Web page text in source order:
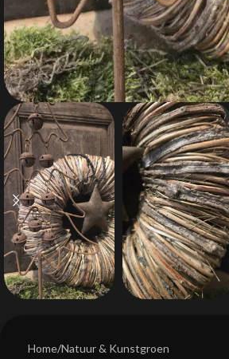
Home/Natuur & Kunstgroen